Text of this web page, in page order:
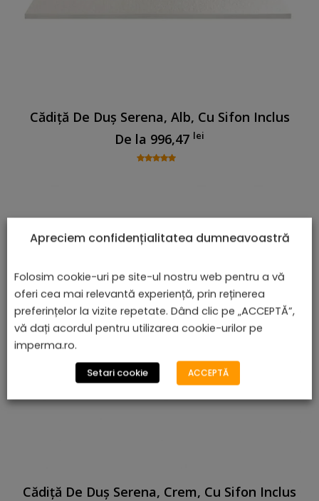
Cădiță De Duș Serena, Alb, Cu Sifon Inclus
De la 996,47 lei
Cădiță De Duș Serena, Crem, Cu Sifon Inclus
Apreciem confidențialitatea dumneavoastră
Folosim cookie-uri pe site-ul nostru web pentru a vă
oferi cea mai relevantă experiență, prin reținerea
preferințelor la vizite repetate. Dând clic pe „ACCEPTĂ”,
vă dați acordul pentru utilizarea cookie-urilor pe
imperma.ro.
Setari cookie ACCEPTĂ